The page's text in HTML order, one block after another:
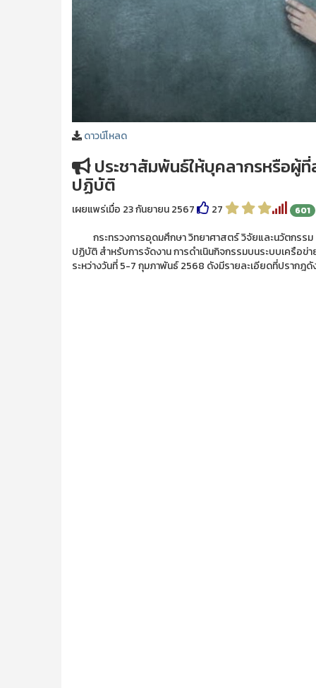
ดาวน์โหลด
ประชาสัมพันธ์ให้บุคลากรหรือผู้
ปฏิบัติ
เผยแพร่เมื่อ 23 กันยายน 2567 27 601
กระทรวงการอุดมศึกษา วิทยาศาสตร์ วิจัยและนวัตกรรม
ปฏิบัติ สำหรับการจัดงาน การดำเนินกิจกรรมบนระบบเครือ
ระหว่างวันที่ 5-7 กุมภาพันธ์ 2568 ดังมีรายละเอียดที่ปรากฎดั